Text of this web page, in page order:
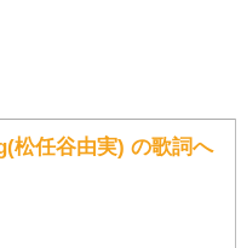
任谷由実) の歌詞へ